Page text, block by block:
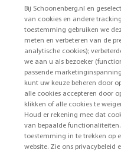
Bij Schoonenberg.nl en
van cookies en andere
toestemming gebruiken we
meten en verbeteren van de
analytische cookies);
we aan u als bezoeker
passende
kunt uw keuze beheren door
alle cookies accepteren door
klikken of alle cookies te
Houd er rekening mee dat
van bepaalde
toestemming in te trekken op
website. Zie ons privacybeleid